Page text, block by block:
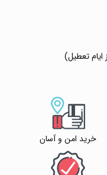
خرید امن و آسان